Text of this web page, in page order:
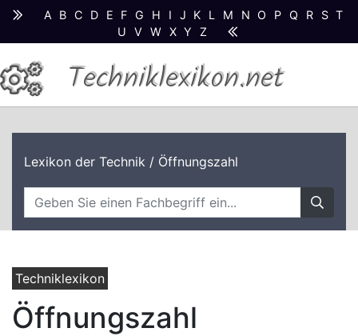
A B C D E F G H I J K L M N O P Q R S T
U
V W X Y Z
Techniklexikon.net
Lexikon der Technik / Öffnungszahl
Techniklexikon
Öffnungszahl